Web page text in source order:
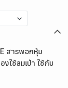
สารพอกหุ้ม
ใช้ลมเป่า ใช้กับ